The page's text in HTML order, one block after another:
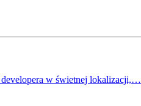
developera w świetnej lokalizacji,…